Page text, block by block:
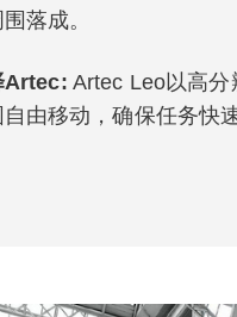
落成。
Artec: Artec Leo以高分
由移动，确保任务快